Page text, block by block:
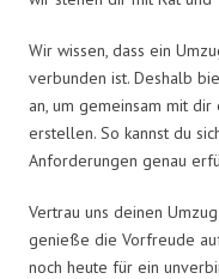
Wir wissen, dass ein
verbunden ist. Deshalb
an, um gemeinsam mit
erstellen. So kannst du
Anforderungen genau
Vertrau uns deinen
genieße die Vorfreude
noch heute für ein